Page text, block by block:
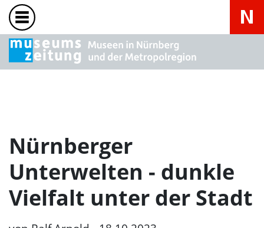
Nürnberger
Unterwelten - dunkle
Vielfalt unter der Stadt